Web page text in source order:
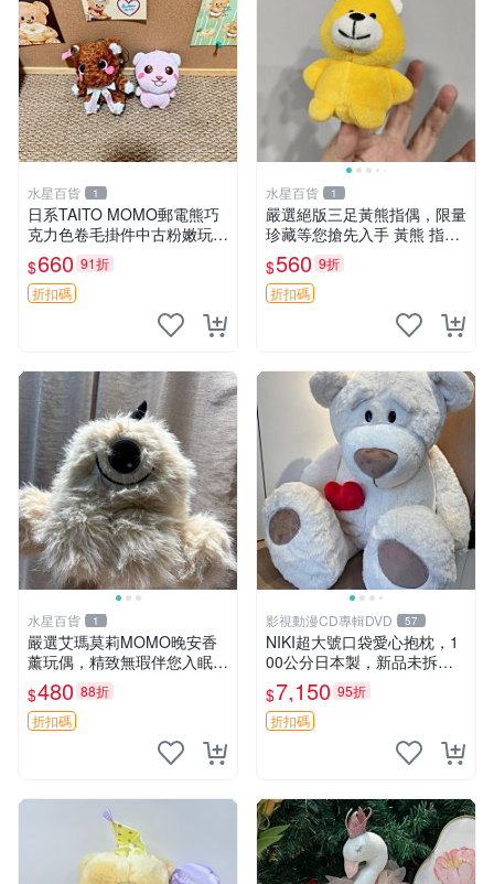
水星百貨 1
日系TAITO MOMO郵電熊巧
克力色卷毛掛件中古粉嫩玩偶
微瑕推薦 postpet momo 郵
電熊 中古玩偶
$660 91折
折扣碼
水星百貨 1
嚴選絕版三足黃熊指偶，限量
珍藏等您搶先入手 黃熊 指偶
珍藏品
$560 9折
折扣碼
水星百貨 1
嚴選艾瑪莫莉MOMO晚安香
薰玩偶，精致無瑕伴您入眠
晚安精靈 香薰玩具 玩偶收藏
$480 88折
折扣碼
影視動漫CD專輯DVD 57
NIKI超大號口袋愛心抱枕，1
00公分日本製，新品未拆封
胖嘟嘟收藏推薦 愛心抱枕 日
本 抱枕
$7,150 95折
折扣碼